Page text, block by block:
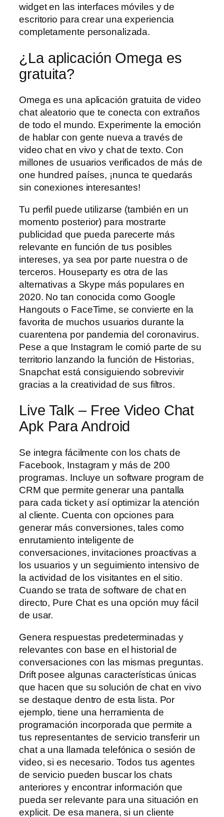
widget en las interfaces móviles y de
escritorio para crear una experiencia
completamente personalizada.
¿La aplicación Omega es
gratuita?
Omega es una aplicación gratuita de video
chat aleatorio que te conecta con extraños
de todo el mundo. Experimente la emoción
de hablar con gente nueva a través de
video chat en vivo y chat de texto. Con
millones de usuarios verificados de más de
one hundred países, ¡nunca te quedarás
sin conexiones interesantes!
Tu perfil puede utilizarse (también en un
momento posterior) para mostrarte
publicidad que pueda parecerte más
relevante en función de tus posibles
intereses, ya sea por parte nuestra o de
terceros. Houseparty es otra de las
alternativas a Skype más populares en
2020. No tan conocida como Google
Hangouts o FaceTime, se convierte en la
favorita de muchos usuarios durante la
cuarentena por pandemia del coronavirus.
Pese a que Instagram le comió parte de su
territorio lanzando la función de Historias,
Snapchat está consiguiendo sobrevivir
gracias a la creatividad de sus filtros.
Live Talk – Free Video Chat
Apk Para Android
Se integra fácilmente con los chats de
Facebook, Instagram y más de 200
programas. Incluye un software program de
CRM que permite generar una pantalla
para cada ticket y así optimizar la atención
al cliente. Cuenta con opciones para
generar más conversiones, tales como
enrutamiento inteligente de
conversaciones, invitaciones proactivas a
los usuarios y un seguimiento intensivo de
la actividad de los visitantes en el sitio.
Cuando se trata de software de chat en
directo, Pure Chat es una opción muy fácil
de usar.
Genera respuestas predeterminadas y
relevantes con base en el historial de
conversaciones con las mismas preguntas.
Drift posee algunas características únicas
que hacen que su solución de chat en vivo
se destaque dentro de esta lista. Por
ejemplo, tiene una herramienta de
programación incorporada que permite a
tus representantes de servicio transferir un
chat a una llamada telefónica o sesión de
video, si es necesario. Todos tus agentes
de servicio pueden buscar los chats
anteriores y encontrar información que
pueda ser relevante para una situación en
explicit. De esa manera, si un cliente